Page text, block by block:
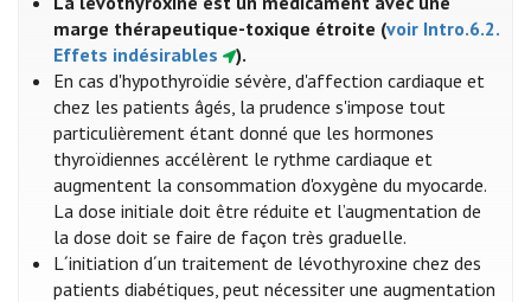
marge thérapeutique-toxique étroite (voir Intro.6.2.
Effets indésirables
).
En cas d'hypothyroïdie sévère, d'affection cardiaque et
chez les patients âgés, la prudence s'impose tout
particulièrement étant donné que les hormones
thyroïdiennes accélèrent le rythme cardiaque et
augmentent la consommation d'oxygène du myocarde.
La dose initiale doit être réduite et l’augmentation de
la dose doit se faire de façon très graduelle.
L´initiation d´un traitement de lévothyroxine chez des
patients diabétiques, peut nécessiter une augmentation